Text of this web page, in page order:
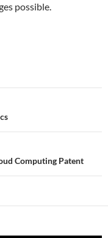
possible.
Computing Patent